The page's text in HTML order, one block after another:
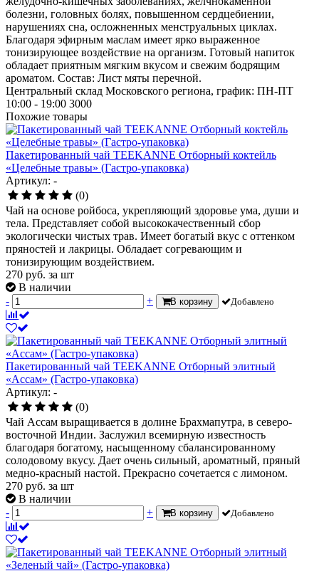
болезни, головных болях, повышенном сердцебиении,
нарушениях сна, осложненных менструальных циклах.
Благодаря эфирным маслам имеет ярко выраженное
тонизирующее воздействие на организм. Готовый напиток
обладает приятным мягким вкусом и свежим бодрящим
ароматом. Состав: Лист мяты перечной.
Центральный склад Московского региона, график: ПН-ПТ
10:00 - 19:00 3000
Похожие товары
Пакетированный чай TEEKANNE Отборный коктейль
«Целебные травы» (Гастро-упаковка)
Артикул: -
(0)
Чай на основе ройбоса, укрепляющий здоровье ума, души и
тела. Представляет собой высококачественный сбор
экологически чистых трав. Имеет богатый вкус с оттенком
пряностей и лакрицы. Обладает согревающим и
тонизирующим воздействием.
270 руб. за шт
В наличии
-
+ В корзину Добавлено
Пакетированный чай TEEKANNE Отборный элитный
«Ассам» (Гастро-упаковка)
Артикул: -
(0)
Чай Ассам выращивается в долине Брахмапутра, в северо-
восточной Индии. Заслужил всемирную известность
благодаря богатому, насыщенному сбалансированному
солодовому вкусу. Дает очень сильный, ароматный, пряный
медно-красный настой. Прекрасно сочетается с лимоном.
270 руб. за шт
В наличии
-
+ В корзину Добавлено